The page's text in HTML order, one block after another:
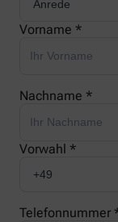
Vorname *
Nachname *
Vorwahl *
Telefonnummer